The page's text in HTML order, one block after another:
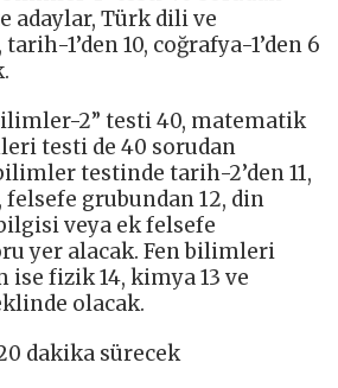
adaylar, Türk dili ve
1’den 10, coğrafya-1’den 6
2” testi 40, matematik
testi de 40 sorudan
testinde tarih-2’den 11,
felsefe grubundan 12, din
veya ek felsefe
yer alacak. Fen bilimleri
ise fizik 14, kimya 13 ve
olacak.
dakika sürecek